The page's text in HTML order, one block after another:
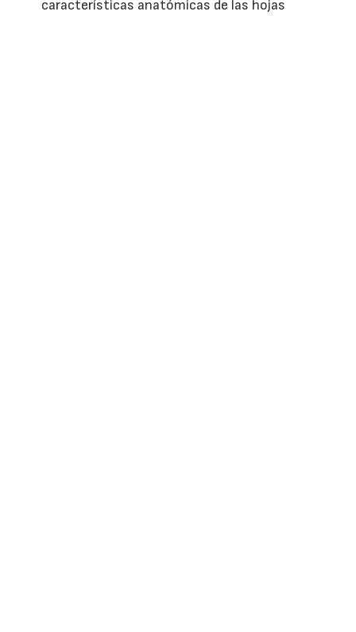
características anatómicas de las hojas